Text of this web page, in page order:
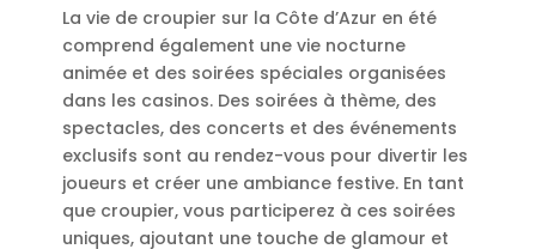
La vie de croupier sur la Côte d’Azur en été
comprend également une vie nocturne
animée et des soirées spéciales organisées
dans les casinos. Des soirées à thème, des
spectacles, des concerts et des événements
exclusifs sont au rendez-vous pour divertir les
joueurs et créer une ambiance festive. En tant
que croupier, vous participerez à ces soirées
uniques, ajoutant une touche de glamour et